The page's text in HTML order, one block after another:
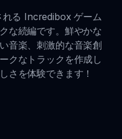
る Incredibox ゲーム
な続編です。鮮やかな
音楽、刺激的な音楽創
クなトラックを作成し
さを体験できます！